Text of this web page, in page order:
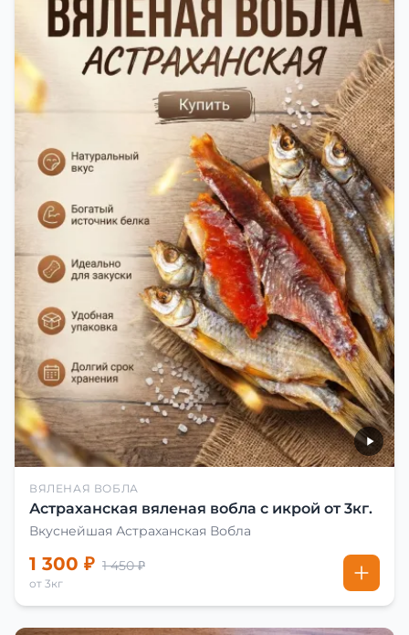
ВЯЛЕНАЯ ВОБЛА
Астраханская вяленая вобла с икрой от 3кг.
Вкуснейшая Астраханская Вобла
1 300 ₽ 1 450 ₽
от 3кг